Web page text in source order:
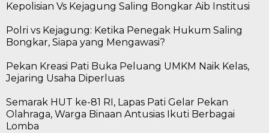
Kepolisian Vs Kejagung Saling Bongkar Aib Institusi
Polri vs Kejagung: Ketika Penegak Hukum Saling
Bongkar, Siapa yang Mengawasi?
Pekan Kreasi Pati Buka Peluang UMKM Naik Kelas,
Jejaring Usaha Diperluas
Semarak HUT ke-81 RI, Lapas Pati Gelar Pekan
Olahraga, Warga Binaan Antusias Ikuti Berbagai
Lomba